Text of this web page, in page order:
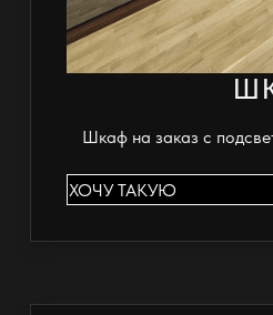
Шкаф на заказ с
ХОЧУ ТАКУЮ